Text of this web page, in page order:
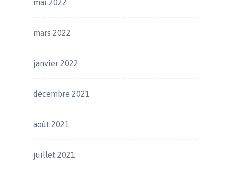
mai 2022
mars 2022
janvier 2022
décembre 2021
août 2021
juillet 2021